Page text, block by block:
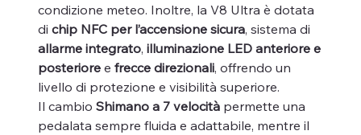
condizione meteo. Inoltre, la V8 Ultra è dotata
di chip NFC per l’accensione sicura, sistema di
allarme integrato, illuminazione LED anteriore e
posteriore e frecce direzionali, offrendo un
livello di protezione e visibilità superiore.
Il cambio Shimano a 7 velocità permette una
pedalata sempre fluida e adattabile, mentre il